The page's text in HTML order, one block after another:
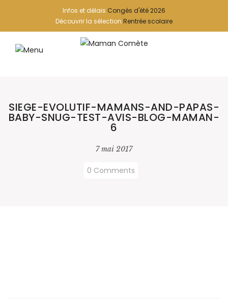
Infos et délais Congés d'été 2026
Découvrir la sélection Rentrée scolaire
SIEGE-EVOLUTIF-MAMANS-AND-PAPAS-
BABY-SNUG-TEST-AVIS-BLOG-MAMAN-
6
7 mai 2017
0 Comments